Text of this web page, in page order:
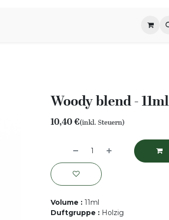
Woody blend - 11ml
10,40€(inkl. Steuern)
Volume : 11ml
Duftgruppe : Holzig